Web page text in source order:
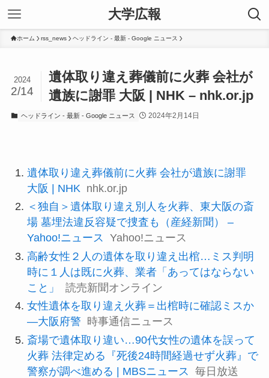
大学広報
ホーム rss_news ヘッドライン - 最新 - Google ニュース
遺体取り違え葬儀前に火葬 会社が
遺族に謝罪 大阪 | NHK – nhk.or.jp
2024
2/14
ヘッドライン - 最新 - Google ニュース 2024年2月14日
遺体取り違え葬儀前に火葬 会社が遺族に謝罪
大阪 | NHK nhk.or.jp
＜独自＞遺体取り違え別人を火葬、東大阪の斎
場 墓埋法違反容疑で捜査も（産経新聞） –
Yahoo!ニュース Yahoo!ニュース
高齢女性２人の遺体を取り違え出棺…ミス判明
時に１人は既に火葬、業者「あってはならない
こと」
読売新聞オンライン
女性遺体を取り違え火葬＝出棺時に確認ミスか
―大阪府警 時事通信ニュース
斎場で遺体取り違い…90代女性の遺体を誤って
火葬 法律定める『死後24時間経過せず火葬』で
警察が調べ進める | MBSニュース
毎日放送